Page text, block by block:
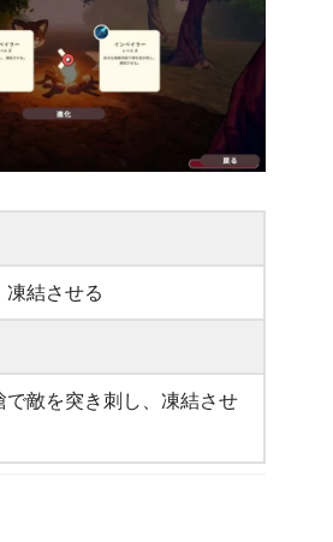
凍結させる
で敵を突き刺し、凍結させ